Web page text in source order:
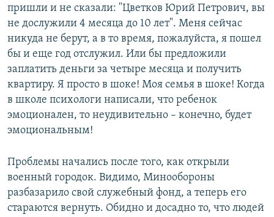
пришли и не сказали: "Цветков Юрий Петрович, вы
не дослужили 4 месяца до 10 лет". Меня сейчас
никуда не берут, а в то время, пожалуйста, я пошел
бы и еще год отслужил. Или бы предложили
заплатить деньги за четыре месяца и получить
квартиру. Я просто в шоке! Моя семья в шоке! Когда
в школе психологи написали, что ребенок
эмоционален, то неудивительно – конечно, будет
эмоциональным!
Проблемы начались после того, как открыли
военный городок. Видимо, Минообороны
разбазарило свой служебный фонд, а теперь его
стараются вернуть. Обидно и досадно то, что людей